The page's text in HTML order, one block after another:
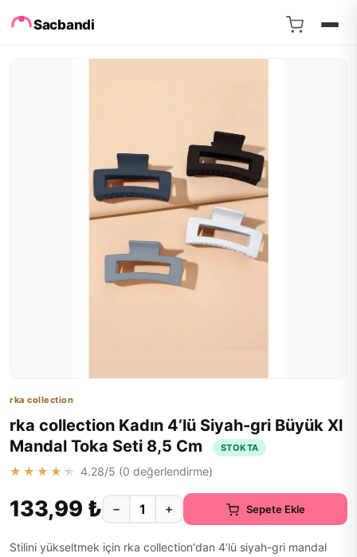
Sacbandi
rka collection
rka collection Kadın 4’lü Siyah-gri Büyük Xl
Mandal Toka Seti 8,5 Cm
STOKTA
★★★★★ 4.28/5 (0 değerlendirme)
133,99 ₺ − + Sepete Ekle
Stilini yükseltmek için rka collection'dan 4’lü siyah-gri mandal